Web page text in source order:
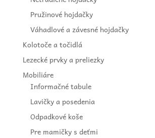
Pružinové hojdačky
Váhadlové a závesné hojdačky
Kolotoče a točidlá
Lezecké prvky a preliezky
Mobiliáre
Informačné tabule
Lavičky a posedenia
Odpadkové koše
Pre mamičky s deťmi